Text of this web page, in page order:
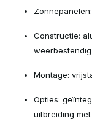
Constructie:
weerbestendig
Montage:
Opties:
uitbreiding